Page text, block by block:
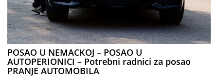
POSAO U NEMACKOJ – POSAO U
AUTOPERIONICI – Potrebni radnici za posao
PRANJE AUTOMOBILA